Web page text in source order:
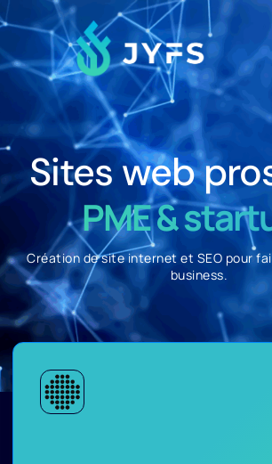
Sites web
PME &
Création de site internet et SEO pour
business.